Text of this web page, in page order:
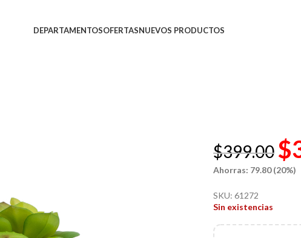
DEPARTAMENTOSOFERTASNUEVOS PRODUCTOS
$399.00 $
Ahorras: 79.80 (20%)
SKU:61272
Sin existencias